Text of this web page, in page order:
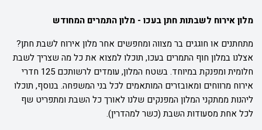
מלון אירוח לשבתות חתן בעכו - מלון התמרים המחודש
מתחתנים או חוגגים בר מצווה ומחפשים אחר מלון אירוח לשבת חתן?
אצלנו במלון חוף התמרים בעכו, תוכלו למצוא את כל מה שצריך לשבת
חלומית ומפנקת במיוחד. בשטח המלון, עומדים לרשותכם 125 חדרי
אירוח מרווחים ומאובזרים המותאמים לכל בני המשפחה. בנוסף, תוכלו
ליהנות ממתקני המלון המפנקים שלנו לאורך כל השבת ומתפריט שף
לכל אחת מסעודות השבת (כשר למהדרין).